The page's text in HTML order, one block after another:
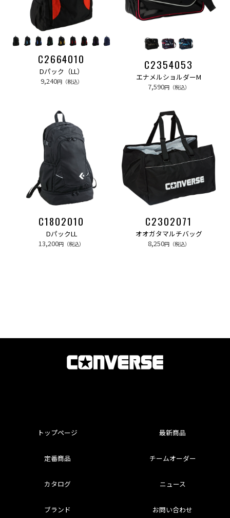
C2664010
Dパック（LL）
9,240円（税込）
C2354053
エナメルショルダーM
7,590円（税込）
C1802010
DパックLL
13,200円（税込）
C2302071
オオガタマルチバッグ
8,250円（税込）
トップページ 最新商品
定番商品 チームオーダー
カタログ ニュース
ブランド お問い合わせ